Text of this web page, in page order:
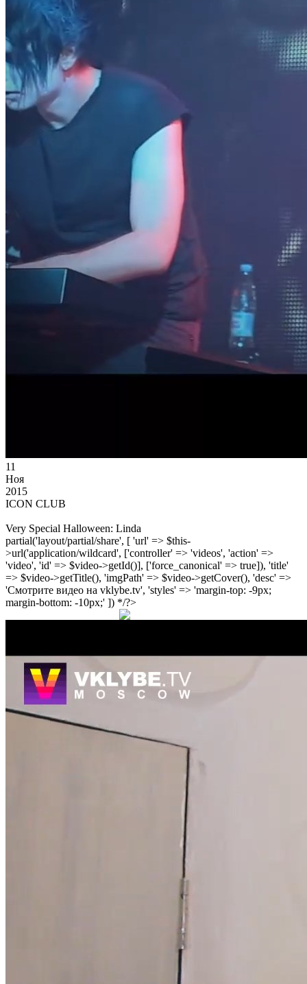
11
Ноя
2015
ICON CLUB
Very Special Halloween: Linda
partial('layout/partial/share', [ 'url' => $this-
>url('application/wildcard', ['controller' => 'videos', 'action' =>
'video', 'id' => $video->getId()], ['force_canonical' => true]), 'title'
=> $video->getTitle(), 'imgPath' => $video->getCover(), 'desc' =>
'Смотрите видео на vklybe.tv', 'styles' => 'margin-top: -9px;
margin-bottom: -10px;' ]) */?>